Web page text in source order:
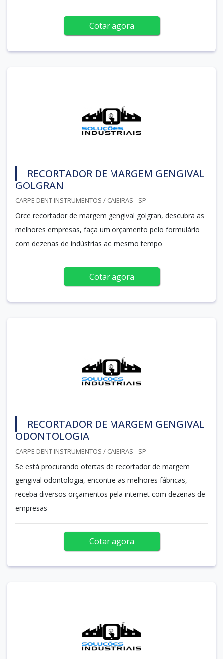
Cotar agora
RECORTADOR DE MARGEM GENGIVAL
GOLGRAN
CARPE DENT INSTRUMENTOS / CAIEIRAS - SP
Orce recortador de margem gengival golgran, descubra as
melhores empresas, faça um orçamento pelo formulário
com dezenas de indústrias ao mesmo tempo
Cotar agora
RECORTADOR DE MARGEM GENGIVAL
ODONTOLOGIA
CARPE DENT INSTRUMENTOS / CAIEIRAS - SP
Se está procurando ofertas de recortador de margem
gengival odontologia, encontre as melhores fábricas,
receba diversos orçamentos pela internet com dezenas de
empresas
Cotar agora